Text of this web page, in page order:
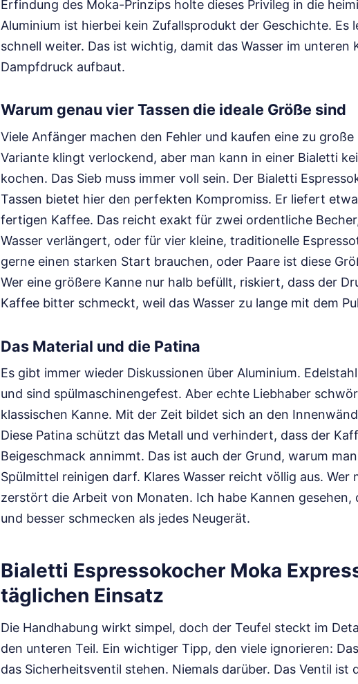
Erfindung des Moka-Prinzips holte dieses Privileg in die
Aluminium ist hierbei kein Zufallsprodukt der Geschichte. Es
schnell weiter. Das ist wichtig, damit das Wasser im unteren
Dampfdruck aufbaut.
Warum genau vier Tassen die ideale Größe sind
Viele Anfänger machen den Fehler und kaufen eine zu große
Variante klingt verlockend, aber man kann in einer Bialetti
kochen. Das Sieb muss immer voll sein. Der Bialetti
Tassen bietet hier den perfekten Kompromiss. Er liefert
fertigen Kaffee. Das reicht exakt für zwei ordentliche
Wasser verlängert, oder für vier kleine, traditionelle
gerne einen starken Start brauchen, oder Paare ist diese
Wer eine größere Kanne nur halb befüllt, riskiert, dass der
Kaffee bitter schmeckt, weil das Wasser zu lange mit dem
Das Material und die Patina
Es gibt immer wieder Diskussionen über Aluminium.
und sind spülmaschinengefest. Aber echte Liebhaber
klassischen Kanne. Mit der Zeit bildet sich an den
Diese Patina schützt das Metall und verhindert, dass der
Beigeschmack annimmt. Das ist auch der Grund, warum
Spülmittel reinigen darf. Klares Wasser reicht völlig aus. Wer
zerstört die Arbeit von Monaten. Ich habe Kannen gesehen,
und besser schmecken als jedes Neugerät.
Bialetti Espressokocher Moka
täglichen Einsatz
Die Handhabung wirkt simpel, doch der Teufel steckt im
den unteren Teil. Ein wichtiger Tipp, den viele ignorieren:
das Sicherheitsventil stehen. Niemals darüber. Das Ventil ist